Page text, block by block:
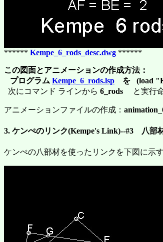
****** Kempe_6_rods_desc.dwg ******
この図面とアニメーションの作成方法：
プログラム Kempe_6_rods.lsp を (load
次にコマンド ラインから 6_rods と実行
アニメーションファイルの作成：
3. ケンぺのリンク(Kempe's Link)--#3 八部
ケンぺの八部材を使ったリンクを下図に示す